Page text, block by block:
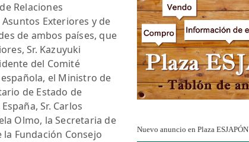
Relaciones
Exteriores y de
de ambos países, que
Sr. Kazuyuki
del Comité
el Ministro de
de Estado de
Sr. Carlos
Olmo, la Secretaria de
Fundación Consejo
Nuevo anuncio en Plaza ESJAPÓN